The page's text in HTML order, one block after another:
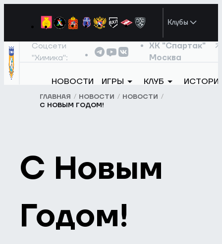
Клубы
Соцсети
"Химика":
ХК "Спартак"
Москва
НОВОСТИ ИГРЫ КЛУБ
ГЛАВНАЯ НОВОСТИ
НОВОСТИ
С НОВЫМ ГОДОМ!
С Новым
Годом!